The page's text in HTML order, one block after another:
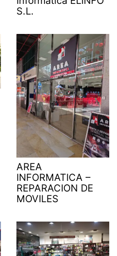
S.L.
AREA
INFORMATICA –
REPARACION DE
MOVILES